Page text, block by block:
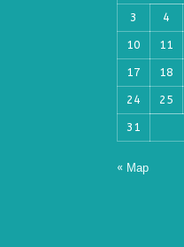
3 4
10 11
17 18
24 25
31
« Мар